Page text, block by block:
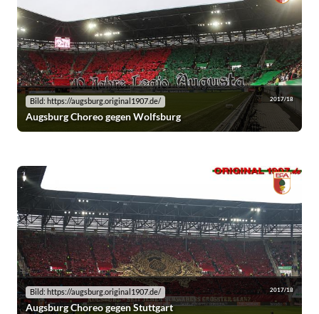
Bild: https://augsburg.original1907.de/ 2017/18
Augsburg Choreo gegen Wolfsburg
Bild: https://augsburg.original1907.de/ 2017/18
Augsburg Choreo gegen Stuttgart